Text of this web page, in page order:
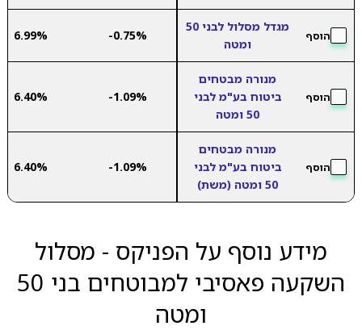
הוסף
מגדל מסלול לבני 50
ומטה
-0.75%
6.99%
הוסף
מנורה מבטחים
ביטוח בע"מ לבני
50 ומטה
-1.09%
6.40%
הוסף
מנורה מבטחים
ביטוח בע"מ לבני
50 ומטה (משת)
-1.09%
6.40%
מידע נוסף על הפניקס - מסלול
השקעה פאסיבי למבוטחים בני 50
ומטה